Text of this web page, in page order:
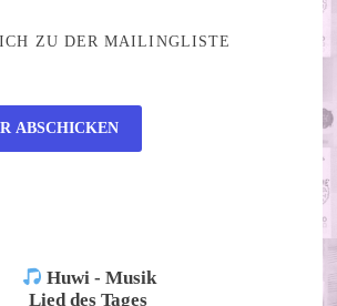
ZU DER MAILINGLISTE
Huwi - Musik
Lied des Tages